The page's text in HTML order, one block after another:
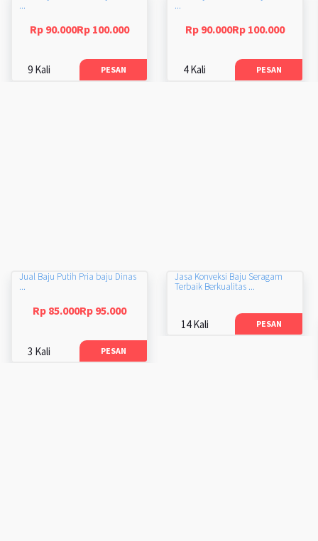
...
Rp 90.000Rp 100.000
9 Kali PESAN
...
Rp 90.000Rp 100.000
4 Kali PESAN
Jual Baju Putih Pria baju Dinas
...
Rp 85.000Rp 95.000
3 Kali PESAN
Jasa Konveksi Baju Seragam
Terbaik Berkualitas ...
14 Kali PESAN